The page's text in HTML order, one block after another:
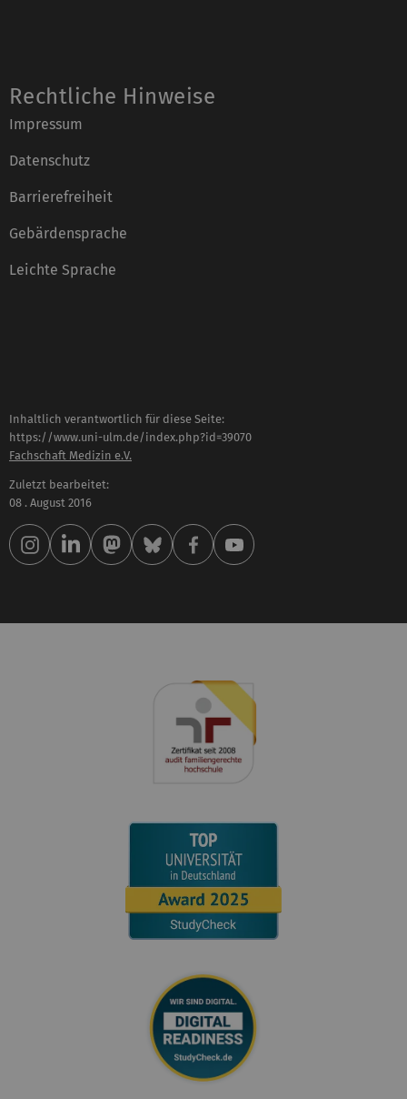
Rechtliche Hinweise
Impressum
Datenschutz
Barrierefreiheit
Gebärdensprache
Leichte Sprache
Inhaltlich verantwortlich für diese Seite:
https://www.uni-ulm.de/index.php?id=39070
Fachschaft Medizin e.V.
Zuletzt bearbeitet:
08 . August 2016